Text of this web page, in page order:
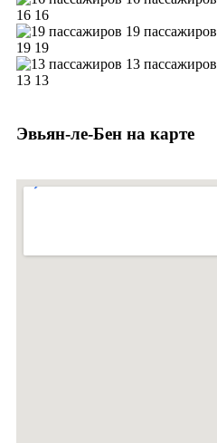
16 16
19 пассажиров
19 19
13 пассажиров
13 13
Эвьян-ле-Бен на карте